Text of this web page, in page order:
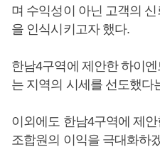
며 수익성이 아닌 고객의
을 인식시키고자 했다.
한남4구역에 제안한 하이
는 지역의 시세를 선도했다
이외에도 한남4구역에 제
조합원의 이익을 극대화하